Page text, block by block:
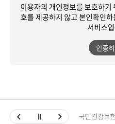
이용자의 개인정보를 보호하기
호를 제공하지 않고본인확인
서비스
인증
국민건강보